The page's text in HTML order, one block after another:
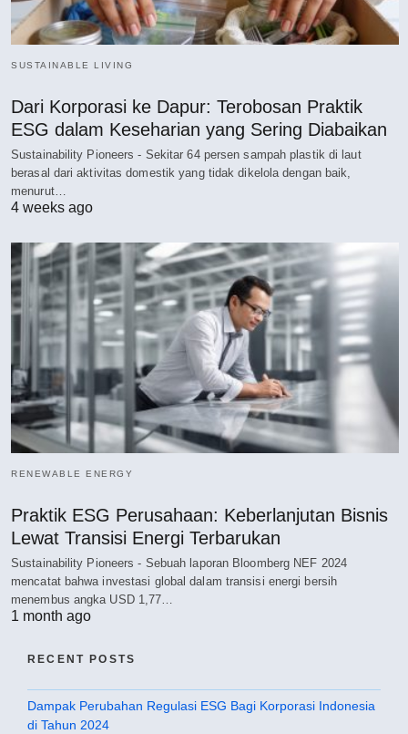
SUSTAINABLE LIVING
Dari Korporasi ke Dapur: Terobosan Praktik
ESG dalam Keseharian yang Sering Diabaikan
Sustainability Pioneers - Sekitar 64 persen sampah plastik di laut
berasal dari aktivitas domestik yang tidak dikelola dengan baik,
menurut…
4 weeks ago
RENEWABLE ENERGY
Praktik ESG Perusahaan: Keberlanjutan Bisnis
Lewat Transisi Energi Terbarukan
Sustainability Pioneers - Sebuah laporan Bloomberg NEF 2024
mencatat bahwa investasi global dalam transisi energi bersih
menembus angka USD 1,77…
1 month ago
RECENT POSTS
Dampak Perubahan Regulasi ESG Bagi Korporasi Indonesia
di Tahun 2024